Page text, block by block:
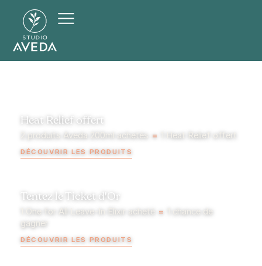
Heat Relief offert
2 produits Aveda 200ml achetés = 1 Heat Relief offert
DÉCOUVRIR LES PRODUITS
Tentez le Ticket d'Or
1 One for All Leave-In Elixir acheté =
1 chance de
gagner
DÉCOUVRIR LES PRODUITS